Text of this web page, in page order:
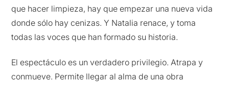
que hacer limpieza, hay que empezar una nueva vida
donde sólo hay cenizas. Y Natalia renace, y toma
todas las voces que han formado su historia.
El espectáculo es un verdadero privilegio. Atrapa y
conmueve. Permite llegar al alma de una obra